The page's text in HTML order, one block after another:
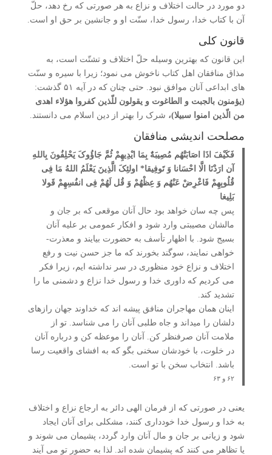
دو مورد در حالت اختلاف و نزاع به هر صورتی که رخ دهد، حلّ
آن با کتاب خدا، رسول خدا، سنّت او و جانشین بر حق او است.
قانون کلی
این قانون که بهترین وسیله حلّ اختلاف و تشتّت است، به
مذاق منافقان اهل کتاب ناخوش می نمود؛ زیرا با سیره و سنّت
های ابداعی آنان موافق نبود. حتی چنان که در آیه ۵۱ گذشت:
(یؤمنون بالجبت و الطاغوت و یقولون للّذین کفروا هؤلاء اهدی
من الّذین امنوا سبیلا)، شرک را بهتر از دین اسلام می دانستند.
مصلحت اندیشی منافقان
فَکَیْفَ اذَا اصَابَتْهُم مُصِیبَۀٌ بِمَا ایْدِیهِمْ ثُمَّ جَاؤُوکَ یَحْلِفُونَ بِاللهِ
آن ارَدْنَا الَّا احْسَانا وَ تَوفِیقا* اولئِکَ الَّذِینَ یَعْلَمُ اللهُ مَا فِی
قُلُوبِهِمْ فَاعْرِضْ عَنْهُم وَ عِظْهُمْ وَ قُل لَهُمْ فِی انفُسِهِمْ قَولا
بَلِیغا
پس چه سان خواهد بود حال آنان موقعی که بر جان و
مالشان مصیبتی وارد شود و افکار عمومی بر علیه آنان
بسیج شود. با اظهار تأسف به حضورت بیایند و معذرت­
خواهی نمایند، سوگند بخورند که ما جز حسن نیت و رفع
اختلاف و نزاع خود منظوری در سر نداشته ­ایم، زیرا فکر
می ­کردیم که داوری خدا و رسول خدا نزاع و دشمنی ما را
تشدید کند.
اینان همان مهاجران منافق پیشه ­اند که خداوند جهان رازهای
دلشان را می­داند و جاه ­طلبی آنان را می ­شناسد. تو از
ملامت آنان صرف­نظر کن. آنان را موعظه کن و درباره آنان
در خلوت، با خودشان سخنی بگو که به افشای واقعیت رسا
باشد. انتخاب سخن با تو است.
۶۲ و ۶۳
یعنی در صورتی که از فرمان الهی دائر به ارجاع نزاع و اختلاف
به خدا و رسول خدا خودداری کنند، مشکلی برای آنان ایجاد
شود و زیانی بر جان و مال آنان وارد گردد، پشیمان می شوند و
یا تظاهر می کنند که پشیمان شده اند. لذا به حضور تو می آیند